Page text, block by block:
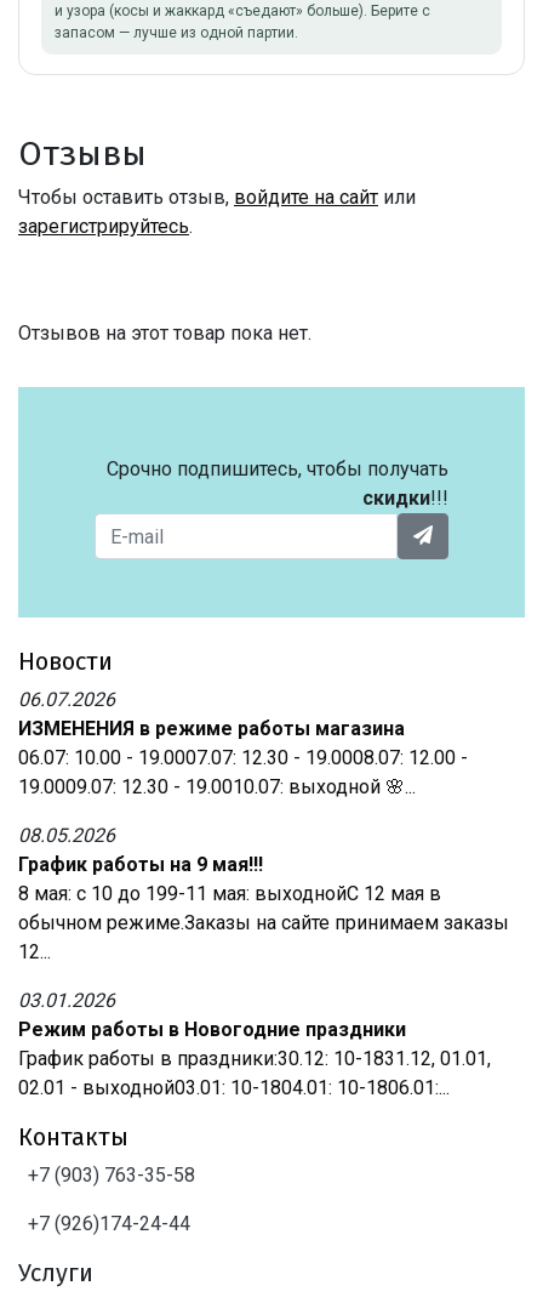
и узора (косы и жаккард «съедают» больше). Берите с
запасом — лучше из одной партии.
Отзывы
Чтобы оставить отзыв, войдите на сайт или
зарегистрируйтесь.
Отзывов на этот товар пока нет.
Срочно подпишитесь, чтобы получать
скидки!!!
Новости
06.07.2026
ИЗМЕНЕНИЯ в режиме работы магазина
06.07: 10.00 - 19.0007.07: 12.30 - 19.0008.07: 12.00 -
19.0009.07: 12.30 - 19.0010.07: выходной 🌸...
08.05.2026
График работы на 9 мая!!!
8 мая: с 10 до 199-11 мая: выходнойС 12 мая в
обычном режиме.Заказы на сайте принимаем заказы
12...
03.01.2026
Режим работы в Новогодние праздники
График работы в праздники:30.12: 10-1831.12, 01.01,
02.01 - выходной03.01: 10-1804.01: 10-1806.01:...
Контакты
+7 (903) 763-35-58
+7 (926)174-24-44
Услуги